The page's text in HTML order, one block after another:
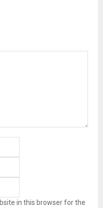
in this browser for the